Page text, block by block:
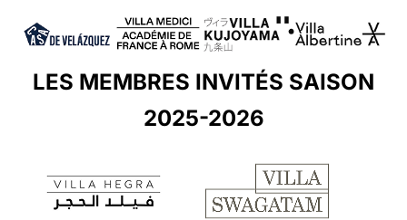
LES MEMBRES INVITÉS SAISON
2025-2026